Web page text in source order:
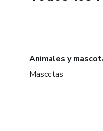
Animales y
Mascotas